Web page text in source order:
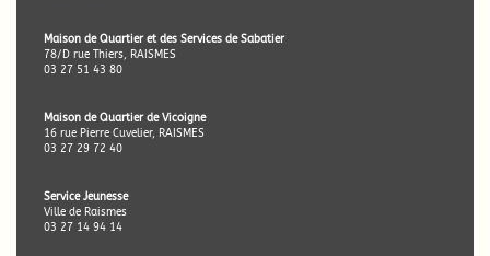
Maison de Quartier et des Services de Sabatier
78/D rue Thiers, RAISMES
03 27 51 43 80
Maison de Quartier de Vicoigne
16 rue Pierre Cuvelier, RAISMES
03 27 29 72 40
Service Jeunesse
Ville de Raismes
03 27 14 94 14